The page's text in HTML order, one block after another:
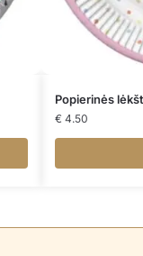
Popierinės
€ 4.50